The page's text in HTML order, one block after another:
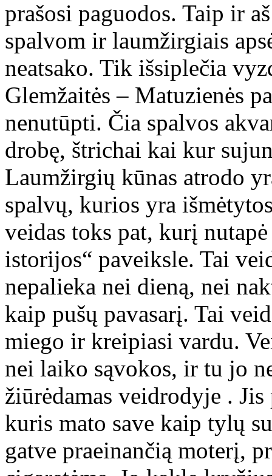
prašosi paguodos. Taip ir
spalvom ir laumžirgiais
neatsako. Tik išsiplečia
Glemžaitės – Matuzienės
nenutūpti. Čia spalvos
drobę, štrichai kai kur
Laumžirgių kūnas atrodo
spalvų, kurios yra
veidas toks pat, kurį
istorijos“ paveiksle. Tai
nepalieka nei dieną, nei
kaip pušų pavasarį. Tai
miego ir kreipiasi vardu.
nei laiko sąvokos, ir tu jo
žiūrėdamas veidrodyje .
kuris mato save kaip tylų
gatve praeinančią moterį,